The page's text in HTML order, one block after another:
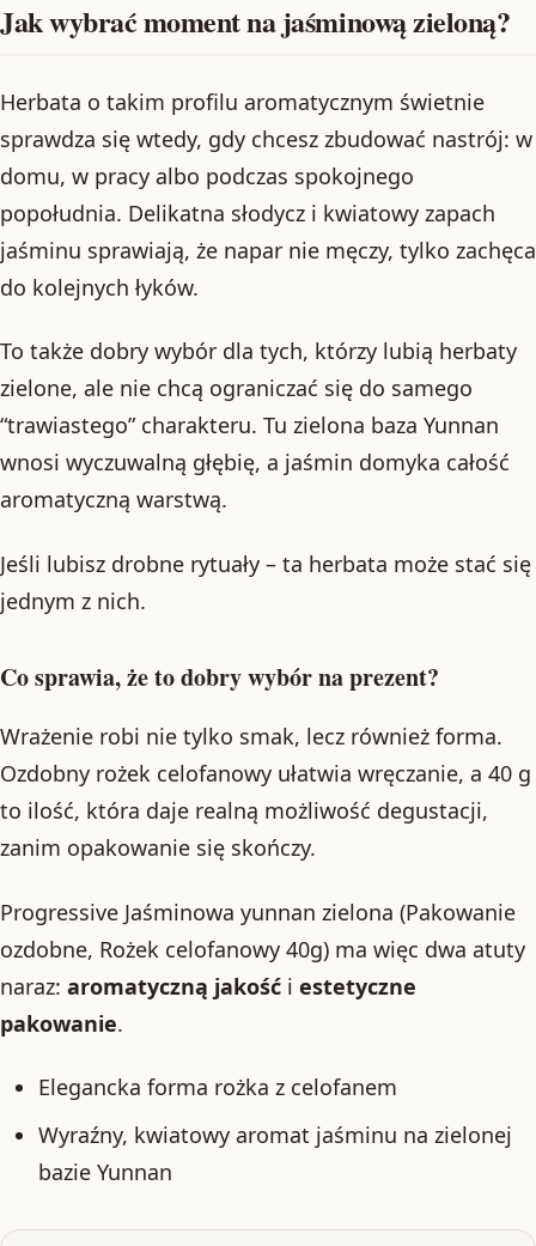
Jak wybrać moment na jaśminową zieloną?
Herbata o takim profilu aromatycznym świetnie
sprawdza się wtedy, gdy chcesz zbudować nastrój: w
domu, w pracy albo podczas spokojnego
popołudnia. Delikatna słodycz i kwiatowy zapach
jaśminu sprawiają, że napar nie męczy, tylko zachęca
do kolejnych łyków.
To także dobry wybór dla tych, którzy lubią herbaty
zielone, ale nie chcą ograniczać się do samego
“trawiastego” charakteru. Tu zielona baza Yunnan
wnosi wyczuwalną głębię, a jaśmin domyka całość
aromatyczną warstwą.
Jeśli lubisz drobne rytuały – ta herbata może stać się
jednym z nich.
Co sprawia, że to dobry wybór na prezent?
Wrażenie robi nie tylko smak, lecz również forma.
Ozdobny rożek celofanowy ułatwia wręczanie, a 40 g
to ilość, która daje realną możliwość degustacji,
zanim opakowanie się skończy.
Progressive Jaśminowa yunnan zielona (Pakowanie
ozdobne, Rożek celofanowy 40g) ma więc dwa atuty
naraz: aromatyczną jakość i estetyczne
pakowanie.
Elegancka forma rożka z celofanem
Wyraźny, kwiatowy aromat jaśminu na zielonej
bazie Yunnan